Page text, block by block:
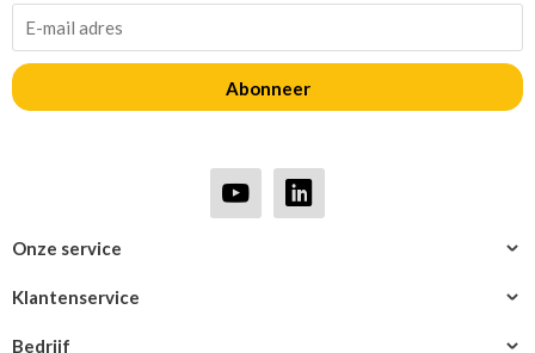
Bedrijf
Klantenservice
Onze service
Abonneer